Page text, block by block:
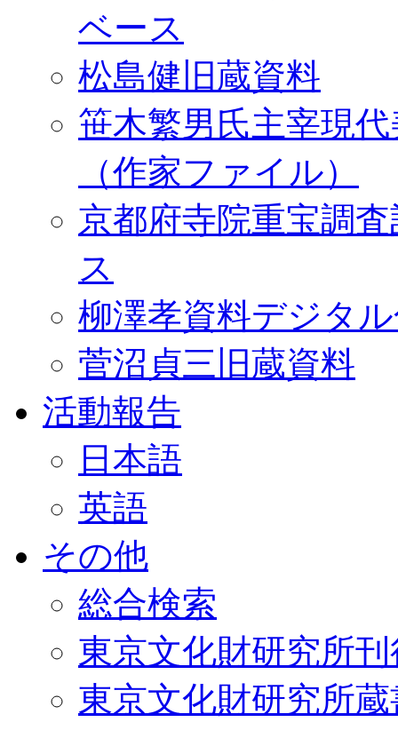
ベース
松島健旧蔵資料
笹木繁男氏主宰現
（作家ファイル）
京都府寺院重宝調
ス
柳澤孝資料デジタ
菅沼貞三旧蔵資料
活動報告
日本語
英語
その他
総合検索
東京文化財研究所
東京文化財研究所